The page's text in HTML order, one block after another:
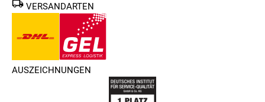
VERSANDARTEN
AUSZEICHNUNGEN